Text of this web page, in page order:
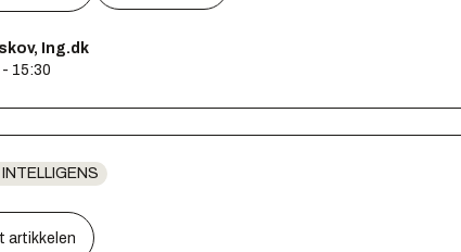
Ing.dk
- 15:30
artikkelen